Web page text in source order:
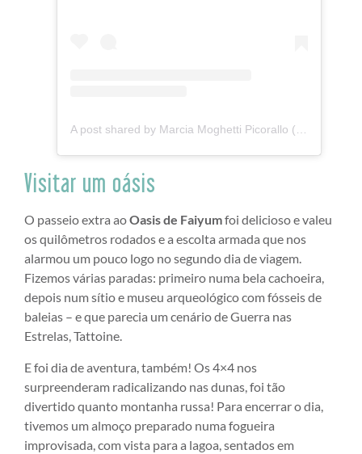
A post shared by Marcia Moghetti Picorallo (@mulhercasadaviaja)
Visitar um oásis
O passeio extra aoOasis de Faiyumfoi delicioso e valeu
os quilômetros rodados e a escolta armada que nos
alarmou um pouco logo no segundo dia de viagem.
Fizemos várias paradas: primeiro numa bela cachoeira,
depois num sítio e museu arqueológico com fósseis de
baleias – e que parecia um cenário de Guerra nas
Estrelas, Tattoine.
E foi dia de aventura, também! Os 4×4 nos
surpreenderam radicalizando nas dunas, foi tão
divertido quanto montanha russa! Para encerrar o dia,
tivemos um almoço preparado numa fogueira
improvisada, com vista para a lagoa, sentados em